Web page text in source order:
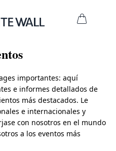
importantes: aquí
e informes detallados de
más destacados. Le
e internacionales y
con nosotros en el mundo
a los eventos más